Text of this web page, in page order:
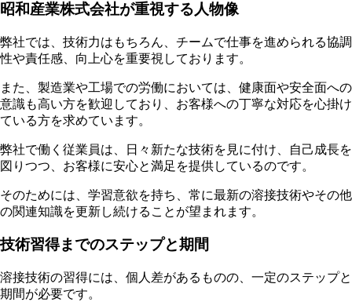
昭和産業株式会社が重視する人物像
弊社では、技術力はもちろん、チームで仕事を進められる協調
性や責任感、向上心を重要視しております。
また、製造業や工場での労働においては、健康面や安全面への
意識も高い方を歓迎しており、お客様への丁寧な対応を心掛け
ている方を求めています。
弊社で働く従業員は、日々新たな技術を見に付け、自己成長を
図りつつ、お客様に安心と満足を提供しているのです。
そのためには、学習意欲を持ち、常に最新の溶接技術やその他
の関連知識を更新し続けることが望まれます。
技術習得までのステップと期間
溶接技術の習得には、個人差があるものの、一定のステップと
期間が必要です。